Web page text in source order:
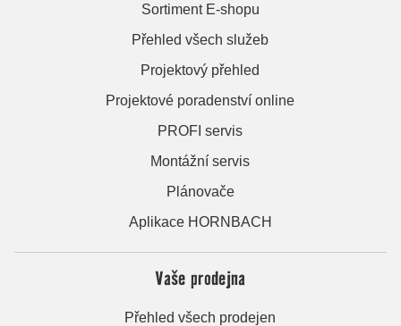
Sortiment E-shopu
Přehled všech služeb
Projektový přehled
Projektové poradenství online
PROFI servis
Montážní servis
Plánovače
Aplikace HORNBACH
Vaše prodejna
Přehled všech prodejen